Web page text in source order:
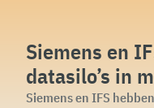
Siemens en
datasilo’s in
Siemens en IFS